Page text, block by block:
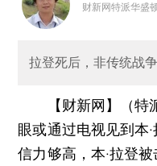
财新网特派华盛
拉登死后，非传统战
【财新网】（
眼或通过电视见到本
信力够高，本·拉登